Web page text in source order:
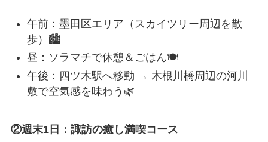
午前：墨田区エリア（スカイツリー周辺を散
歩）🏙️
昼：ソラマチで休憩＆ごはん🍽️
午後：四ツ木駅へ移動 → 木根川橋周辺の河川
敷で空気感を味わう🌿
②週末1日：諏訪の癒し満喫コース